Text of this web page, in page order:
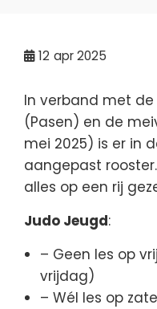
12 apr 2025
In verband met
(Pasen) en de
mei 2025) is er in
aangepast
alles op een rij
Judo Jeugd:
– Geen les op
vrijdag)
– Wél les op